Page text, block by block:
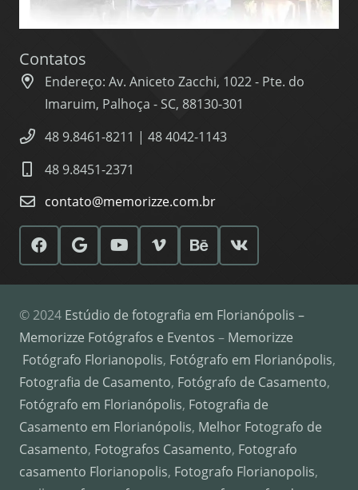
Contatos
Endereço: Av. Aniceto Zacchi, 1022 - Pte. do
Imaruim, Palhoça - SC, 88130-301
48 9.8461-8211 | 48 4042-1143
48 9.8451-2371
contato@memorizze.com.br
© 2024 Estúdio de fotografia em Florianópolis –
Memorizze Fotógrafos e Eventos – Memorizze
Fotógrafo Florianopolis, Fotógrafo em Florianópolis,
Fotografia de Casamento, Fotógrafo de Casamento,
Fotógrafo em Florianópolis, Fotografia de
Casamento em Florianópolis, Melhor Fotografo de
Casamento, Fotografos Casamento, Fotografo
casamento Florianopolis, Fotografo Florianopolis,